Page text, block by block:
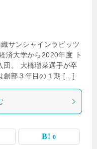
サンシャインラビッツ
済大学から2020年度 ト
団。 大橋瑠菜選手が卒
創部３年目の１期 […]
0